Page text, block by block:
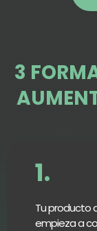
3
1.
Tu producto
empieza a